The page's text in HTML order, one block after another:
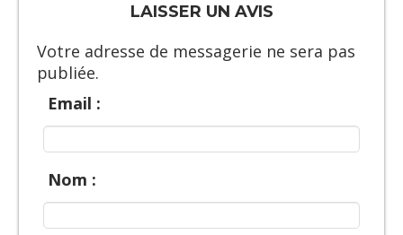
LAISSER UN AVIS
Votre adresse de messagerie ne sera pas
publiée.
Email :
Nom :